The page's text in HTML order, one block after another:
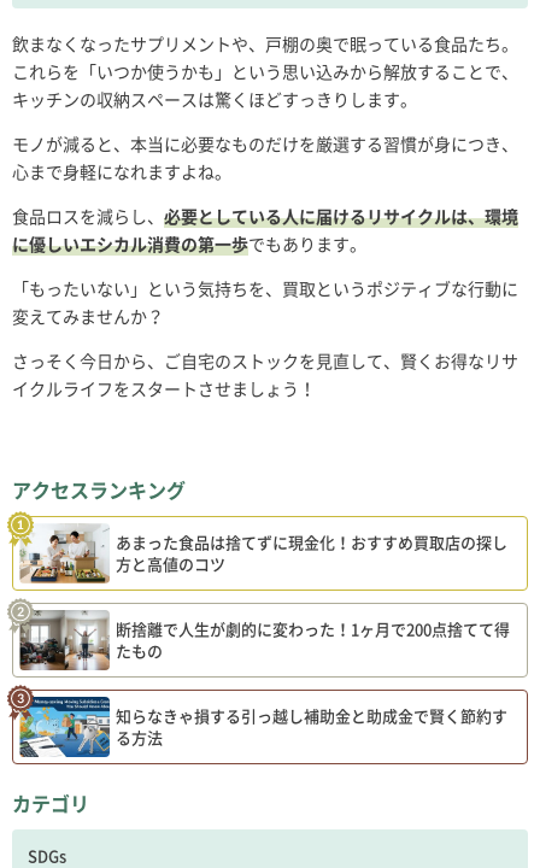
飲まなくなったサプリメントや、戸棚の奥で眠っている食品たち。
これらを「いつか使うかも」という思い込みから解放することで、
キッチンの収納スペースは驚くほどすっきりします。
モノが減ると、本当に必要なものだけを厳選する習慣が身につき、
心まで身軽になれますよね。
食品ロスを減らし、 必要としている人に届けるリサイクルは、環境
に優しいエシカル消費の第一歩でもあります。
「もったいない」という気持ちを、買取というポジティブな行動に
変えてみませんか？
さっそく今日から、ご自宅のストックを見直して、賢くお得なリサ
イクルライフをスタートさせましょう！
アクセスランキング
あまった食品は捨てずに現金化！おすすめ買取店の探し
方と高値のコツ
断捨離で人生が劇的に変わった！1ヶ月で200点捨てて得
たもの
知らなきゃ損する引っ越し補助金と助成金で賢く節約す
る方法
カテゴリ
SDGs